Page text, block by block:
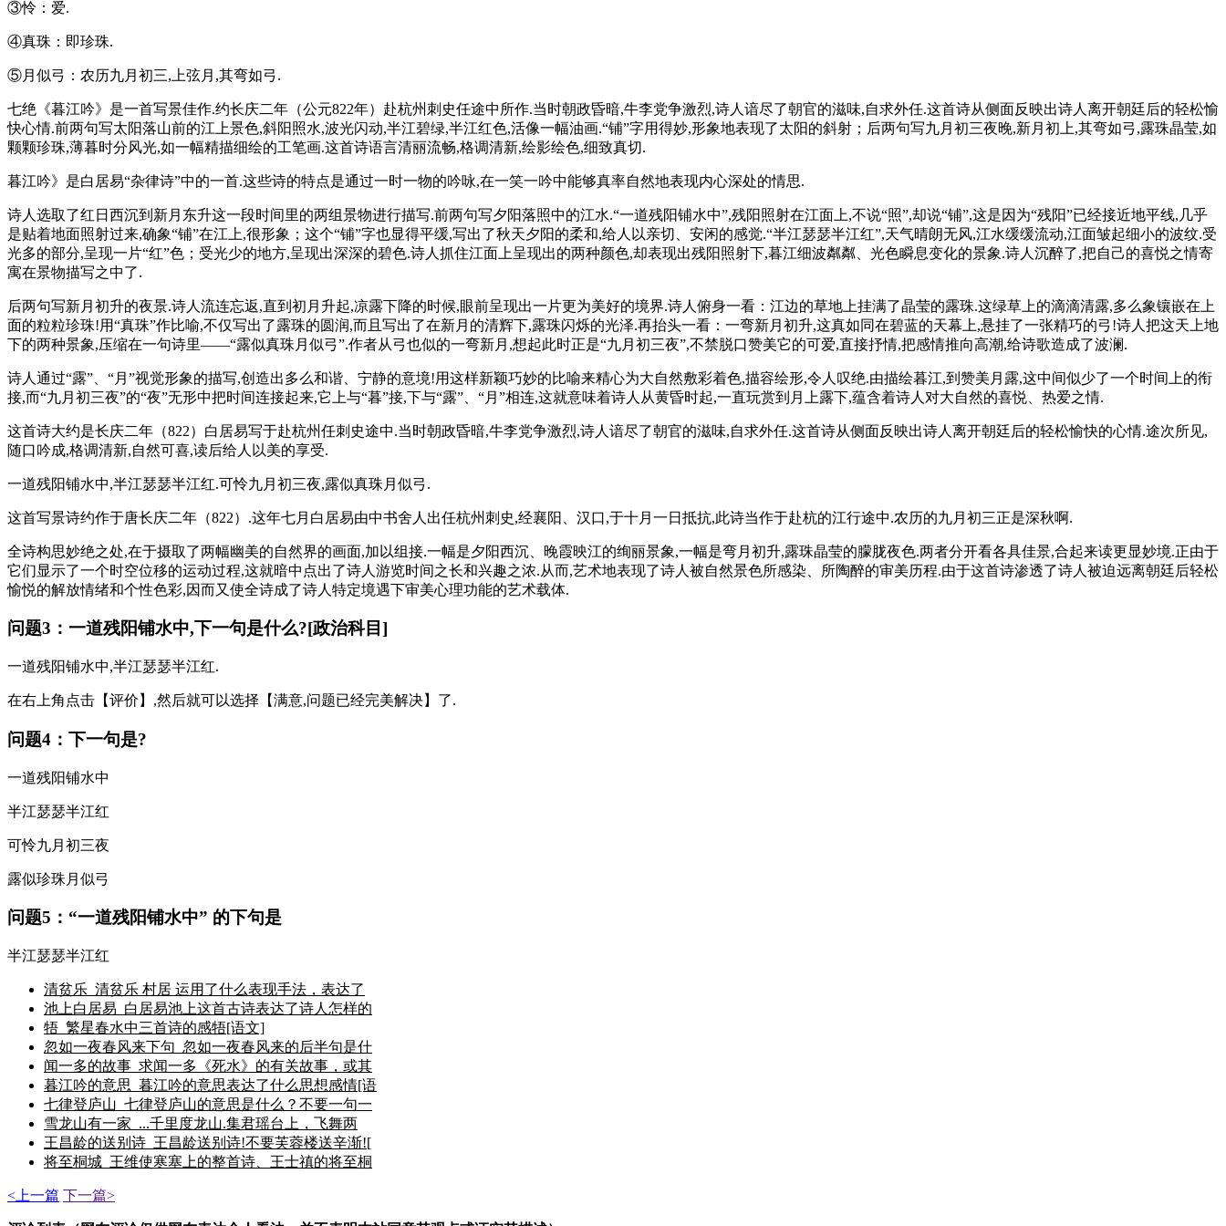
③怜：爱.
④真珠：即珍珠.
⑤月似弓：农历九月初三,上弦月,其弯如弓.
七绝《暮江吟》是一首写景佳作.约长庆二年（公元822年）赴杭州刺史任途中所作.当时朝政昏暗,牛李党争激烈,诗人谙尽了朝官的滋味,自求外任.这首诗从侧面反映出诗人离开朝廷后的轻松愉
快心情.前两句写太阳落山前的江上景色,斜阳照水,波光闪动,半江碧绿,半江红色,活像一幅油画.“铺”字用得妙,形象地表现了太阳的斜射；后两句写九月初三夜晚,新月初上,其弯如弓,露珠晶莹,如
颗颗珍珠,薄暮时分风光,如一幅精描细绘的工笔画.这首诗语言清丽流畅,格调清新,绘影绘色,细致真切.
暮江吟》是白居易“杂律诗”中的一首.这些诗的特点是通过一时一物的吟咏,在一笑一吟中能够真率自然地表现内心深处的情思.
诗人选取了红日西沉到新月东升这一段时间里的两组景物进行描写.前两句写夕阳落照中的江水.“一道残阳铺水中”,残阳照射在江面上,不说“照”,却说“铺”,这是因为“残阳”已经接近地平线,几乎
是贴着地面照射过来,确象“铺”在江上,很形象；这个“铺”字也显得平缓,写出了秋天夕阳的柔和,给人以亲切、安闲的感觉.“半江瑟瑟半江红”,天气晴朗无风,江水缓缓流动,江面皱起细小的波纹.受
光多的部分,呈现一片“红”色；受光少的地方,呈现出深深的碧色.诗人抓住江面上呈现出的两种颜色,却表现出残阳照射下,暮江细波粼粼、光色瞬息变化的景象.诗人沉醉了,把自己的喜悦之情寄
寓在景物描写之中了.
后两句写新月初升的夜景.诗人流连忘返,直到初月升起,凉露下降的时候,眼前呈现出一片更为美好的境界.诗人俯身一看：江边的草地上挂满了晶莹的露珠.这绿草上的滴滴清露,多么象镶嵌在上
面的粒粒珍珠!用“真珠”作比喻,不仅写出了露珠的圆润,而且写出了在新月的清辉下,露珠闪烁的光泽.再抬头一看：一弯新月初升,这真如同在碧蓝的天幕上,悬挂了一张精巧的弓!诗人把这天上地
下的两种景象,压缩在一句诗里——“露似真珠月似弓”.作者从弓也似的一弯新月,想起此时正是“九月初三夜”,不禁脱口赞美它的可爱,直接抒情,把感情推向高潮,给诗歌造成了波澜.
诗人通过“露”、“月”视觉形象的描写,创造出多么和谐、宁静的意境!用这样新颖巧妙的比喻来精心为大自然敷彩着色,描容绘形,令人叹绝.由描绘暮江,到赞美月露,这中间似少了一个时间上的衔
接,而“九月初三夜”的“夜”无形中把时间连接起来,它上与“暮”接,下与“露”、“月”相连,这就意味着诗人从黄昏时起,一直玩赏到月上露下,蕴含着诗人对大自然的喜悦、热爱之情.
这首诗大约是长庆二年（822）白居易写于赴杭州任刺史途中.当时朝政昏暗,牛李党争激烈,诗人谙尽了朝官的滋味,自求外任.这首诗从侧面反映出诗人离开朝廷后的轻松愉快的心情.途次所见,
随口吟成,格调清新,自然可喜,读后给人以美的享受.
一道残阳铺水中,半江瑟瑟半江红.可怜九月初三夜,露似真珠月似弓.
这首写景诗约作于唐长庆二年（822）.这年七月白居易由中书舍人出任杭州刺史,经襄阳、汉口,于十月一日抵抗,此诗当作于赴杭的江行途中.农历的九月初三正是深秋啊.
全诗构思妙绝之处,在于摄取了两幅幽美的自然界的画面,加以组接.一幅是夕阳西沉、晚霞映江的绚丽景象,一幅是弯月初升,露珠晶莹的朦胧夜色.两者分开看各具佳景,合起来读更显妙境.正由于
它们显示了一个时空位移的运动过程,这就暗中点出了诗人游览时间之长和兴趣之浓.从而,艺术地表现了诗人被自然景色所感染、所陶醉的审美历程.由于这首诗渗透了诗人被迫远离朝廷后轻松
愉悦的解放情绪和个性色彩,因而又使全诗成了诗人特定境遇下审美心理功能的艺术载体.
问题3：一道残阳铺水中,下一句是什么?[政治科目]
一道残阳铺水中,半江瑟瑟半江红.
在右上角点击【评价】,然后就可以选择【满意,问题已经完美解决】了.
问题4：下一句是?
一道残阳铺水中
半江瑟瑟半江红
可怜九月初三夜
露似珍珠月似弓
问题5：“一道残阳铺水中” 的下句是
半江瑟瑟半江红
清贫乐_清贫乐 村居 运用了什么表现手法，表达了
池上白居易_白居易池上这首古诗表达了诗人怎样的
牾_繁星春水中三首诗的感牾[语文]
忽如一夜春风来下句_忽如一夜春风来的后半句是什
闻一多的故事_求闻一多《死水》的有关故事，或其
暮江吟的意思_暮江吟的意思表达了什么思想感情[语
七律登庐山_七律登庐山的意思是什么？不要一句一
雪龙山有一家_...千里度龙山.集君瑶台上，飞舞两
王昌龄的送别诗_王昌龄送别诗!不要芙蓉楼送辛渐![
将至桐城_王维使寒塞上的整首诗、王士禛的将至桐
<上一篇 下一篇>